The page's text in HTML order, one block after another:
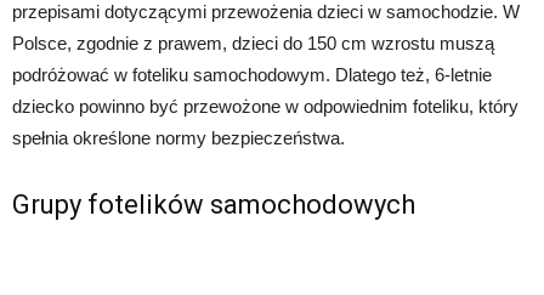
przepisami dotyczącymi przewożenia dzieci w samochodzie. W
Polsce, zgodnie z prawem, dzieci do 150 cm wzrostu muszą
podróżować w foteliku samochodowym. Dlatego też, 6-letnie
dziecko powinno być przewożone w odpowiednim foteliku, który
spełnia określone normy bezpieczeństwa.
Grupy fotelików samochodowych